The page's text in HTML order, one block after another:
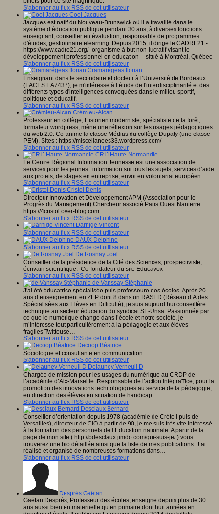
S'abonner au flux RSS de cet utilisateur
Cool Jacques
Jacques est natif du Nouveau-Brunswick où il a travaillé dans le
système d’éducation publique pendant 30 ans, à diverses fonctions :
enseignant, conseiller en évaluation, responsable de programmes
d'études, gestionnaire elearning. Depuis 2015, il dirige le CADRE21 -
https://www.cadre21.org/- organisme à but non-lucratif visant le
développement professionnel en éducation -- situé à Montréal, Québec
S'abonner au flux RSS de cet utilisateur
Cramarégeas florian
Enseignant dans le secondaire et docteur à l’Université de Bordeaux
(LACES EA7437), je m'intéresse à l’étude de l'interdisciplinarité et des
différents types d'intelligences convoquées dans le milieu sportif,
politique et éducatif.
S'abonner au flux RSS de cet utilisateur
Crémieu-Alcan
Professeur en collège, Historien moderniste, spécialiste de la forêt,
formateur wordpress, mène une réflexion sur les usages pédagogiques
du web 2.0. Co-anime la classe Médias du collège Dupaty (une classe
PEM). Sites : https://miscellanees33.wordpress.com/
S'abonner au flux RSS de cet utilisateur
CRIJ Haute-Normandie
Le Centre Régional Information Jeunesse est une association de
services pour les jeunes : information sur tous les sujets, services d’aide
aux projets, de stages en entreprise, envoi en volontariat européen...
S'abonner au flux RSS de cet utilisateur
Cristol Denis
Directeur Innovation et Développement APM (Association pour le
Progrès du Management) Chercheur associé Paris Ouest Nanterre
https://4cristol.over-blog.com
S'abonner au flux RSS de cet utilisateur
Darnige Vincent
S'abonner au flux RSS de cet utilisateur
DAUX Delphine
S'abonner au flux RSS de cet utilisateur
De Rosnay Joël
Conseiller de la présidence de la Cité des Sciences, prospectiviste,
écrivain scientifique. Co-fondateur du site Educavox
S'abonner au flux RSS de cet utilisateur
de Vanssay Stéphanie
J'ai été éducatrice spécialisée puis professeure des écoles. Après 20
ans d’enseignement en ZEP dont 8 dans un RASED (Réseau d’Aides
Spécialisées aux Elèves en Difficulté), je suis aujourd’hui conseillère
technique au secteur éducation du syndicat SE-Unsa. Passionnée par
ce que le numérique change dans l’école et notre société, je
m’intéresse tout particulièrement à la pédagogie et aux élèves
fragiles.Twitteuse…
S'abonner au flux RSS de cet utilisateur
Decoop Béatrice
Sociologue et consultante en communication
S'abonner au flux RSS de cet utilisateur
Delauney Verneuil D
Chargée de mission pour les usages du numérique au CRDP de
l’académie d’Aix-Marseille. Responsable de l’action IntégraTice, pour la
promotion des innovations technologiques au service de la pédagogie,
en direction des élèves en situation de handicap
S'abonner au flux RSS de cet utilisateur
Desclaux Bernard
Conseiller d’orientation depuis 1978 (académie de Créteil puis de
Versailles), directeur de CIO à partir de 90, je me suis très vite intéressé
à la formation des personnels de l’Education nationale. A partir de la
page de mon site ( http://bdesclaux.jimdo.com/qui-suis-je/ ) vous
trouverez une bio détaillée ainsi que la liste de mes publications. J’ai
réalisé et organisé de nombreuses formations dans…
S'abonner au flux RSS de cet utilisateur
Després Gaëtan
Gaëtan Després, Professeur des écoles, enseigne depuis plus de 30
ans aussi bien en maternelle qu’en primaire dont huit années en